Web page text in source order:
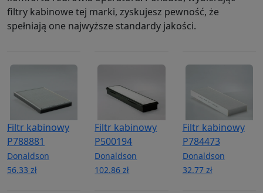
filtry kabinowe tej marki, zyskujesz pewność, że
spełniają one najwyższe standardy jakości.
Filtr kabinowy
P788881
Donaldson
56.33 zł
Filtr kabinowy
P500194
Donaldson
102.86 zł
Filtr kabinowy
P784473
Donaldson
32.77 zł